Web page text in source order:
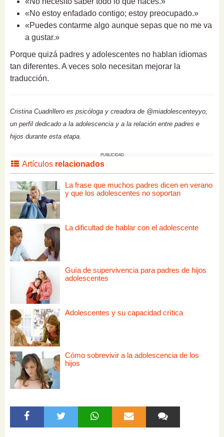
«No estoy enfadado contigo; estoy preocupado.»
«Puedes contarme algo aunque sepas que no me va
a gustar.»
Porque quizá padres y adolescentes no hablan idiomas
tan diferentes. A veces solo necesitan mejorar la
traducción.
Cristina Cuadrillero es psicóloga y creadora de @miadolescenteyyo,
un perfil dedicado a la adolescencia y a la relación entre padres e
hijos durante esta etapa.
PUBLICIDAD
Artículos relacionados
La frase que muchos padres dicen en verano
y que los adolescentes no soportan
La dificultad de hablar con el adolescente
Guía de supervivencia para padres de hijos
adolescentes
Adolescentes y su capacidad crítica
Cómo sobrevivir a la adolescencia de los
hijos